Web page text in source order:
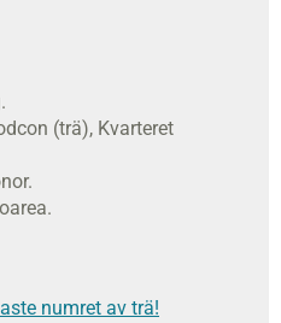
(trä), Kvarteret
numret av trä!